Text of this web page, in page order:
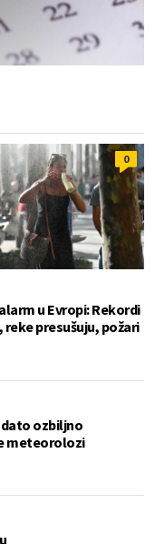
0
u Evropi: Rekordi
reke presušuju, požari
ozbiljno
meteorolozi